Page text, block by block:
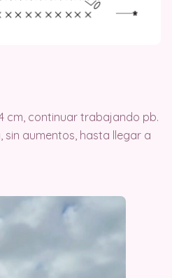
cm, continuar trabajando pb.
sin aumentos, hasta llegar a